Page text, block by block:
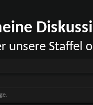
unsere Staffel